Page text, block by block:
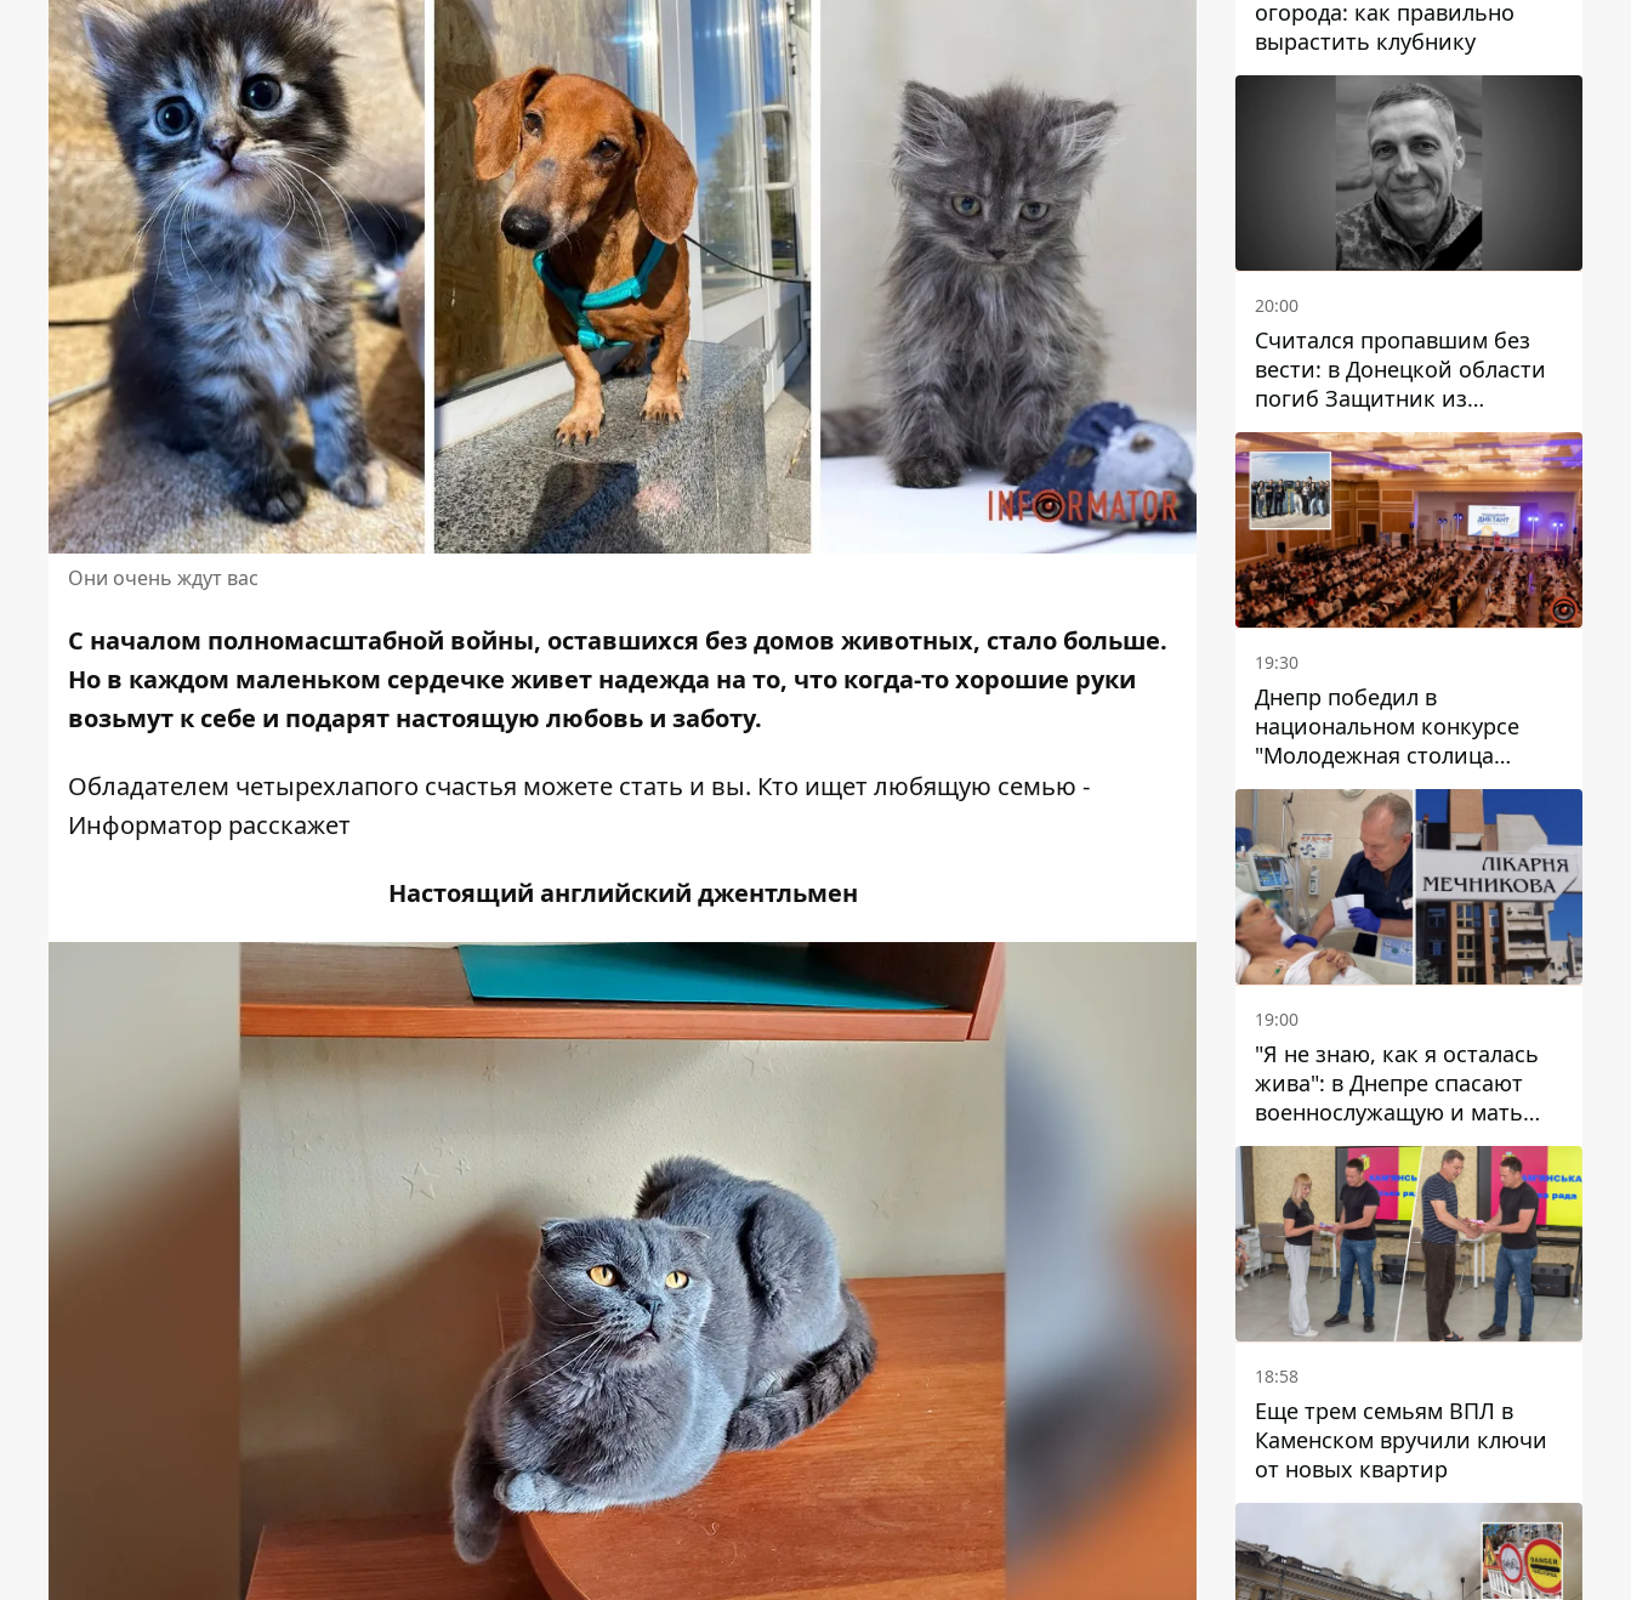
Они очень ждут вас
С началом полномасштабной войны, оставшихся без домов животных, стало больше.
Но в каждом маленьком сердечке живет надежда на то, что когда-тохорошие руки
возьмут к себе и подарят настоящую любовь и заботу.
Обладателем четырехлапого счастья можете стать и вы. Кто ищет любящую семью -
Информатор расскажет
Настоящий английский джентльмен
огорода: как правильно
вырастить клубнику
20:00
Считался пропавшим без
вести: в Донецкой области
погиб Защитник из
Каменского Антон
Красовский
19:30
Днепр победил в
национальном конкурсе
"Молодежная столица
Украины – 2026"
19:00
"Я не знаю, как я осталась
жива": в Днепре спасают
военнослужащую и мать
четверых детей, которую
ранил КАБ
18:58
Еще трем семьям ВПЛ в
Каменском вручили ключи
от новых квартир